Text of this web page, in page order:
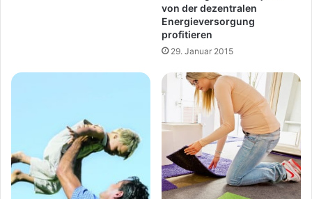
von der dezentralen
Energieversorgung
profitieren
29. Januar 2015